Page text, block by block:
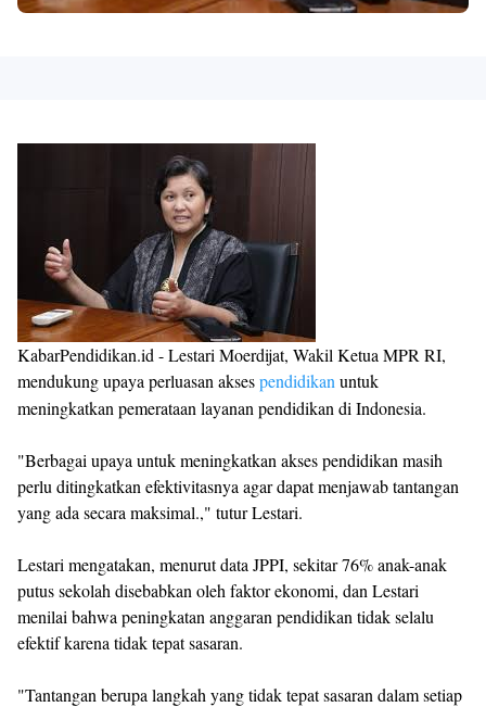
KabarPendidikan.id - Lestari Moerdijat, Wakil Ketua MPR RI,
mendukung upaya perluasan aksespendidikan untuk
meningkatkan pemerataan layanan pendidikan di Indonesia.
"Berbagai upaya untuk meningkatkan akses pendidikan masih
perlu ditingkatkan efektivitasnya agar dapat menjawab tantangan
yang ada secara maksimal.," tutur Lestari.
Lestari mengatakan, menurut data JPPI, sekitar 76% anak-anak
putus sekolah disebabkan oleh faktor ekonomi, dan Lestari
menilai bahwa peningkatan anggaran pendidikan tidak selalu
efektif karena tidak tepat sasaran.
"Tantangan berupa langkah yang tidak tepat sasaran dalam setiap